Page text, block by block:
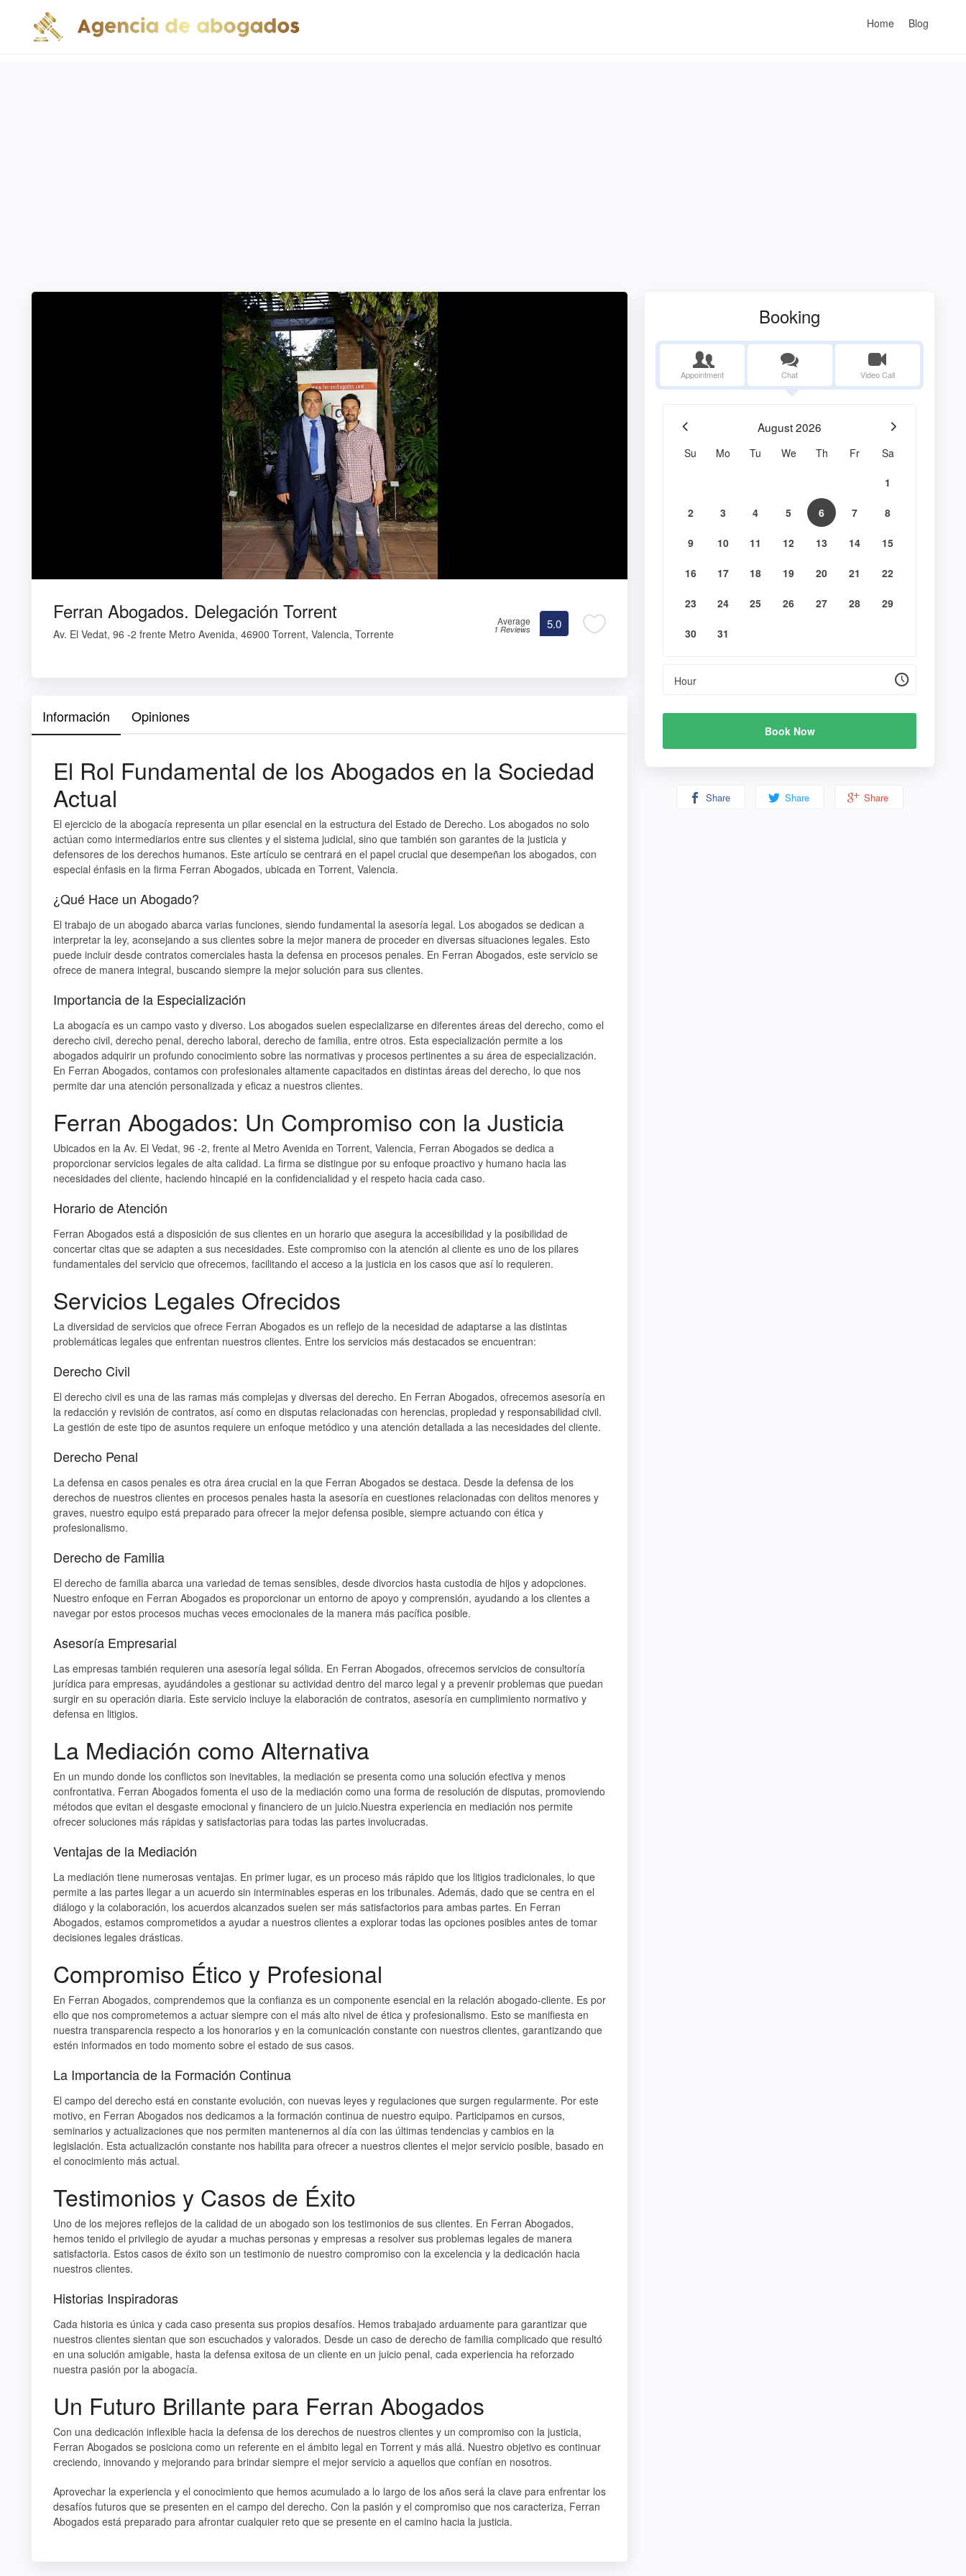
Home Blog
Ferran Abogados. Delegación Torrent
Av. El Vedat, 96 -2 frente Metro Avenida, 46900 Torrent, Valencia, Torrente
Average
1 Reviews 5.0
Información Opiniones
El Rol Fundamental de los Abogados en la Sociedad
Actual
El ejercicio de la abogacía representa un pilar esencial en la estructura del Estado de Derecho. Los abogados no solo
actúan como intermediarios entre sus clientes y el sistema judicial, sino que también son garantes de la justicia y
defensores de los derechos humanos. Este artículo se centrará en el papel crucial que desempeñan los abogados, con
especial énfasis en la firma Ferran Abogados, ubicada en Torrent, Valencia.
¿Qué Hace un Abogado?
El trabajo de un abogado abarca varias funciones, siendo fundamental la asesoría legal. Los abogados se dedican a
interpretar la ley, aconsejando a sus clientes sobre la mejor manera de proceder en diversas situaciones legales. Esto
puede incluir desde contratos comerciales hasta la defensa en procesos penales. En Ferran Abogados, este servicio se
ofrece de manera integral, buscando siempre la mejor solución para sus clientes.
Importancia de la Especialización
La abogacía es un campo vasto y diverso. Los abogados suelen especializarse en diferentes áreas del derecho, como el
derecho civil, derecho penal, derecho laboral, derecho de familia, entre otros. Esta especialización permite a los
abogados adquirir un profundo conocimiento sobre las normativas y procesos pertinentes a su área de especialización.
En Ferran Abogados, contamos con profesionales altamente capacitados en distintas áreas del derecho, lo que nos
permite dar una atención personalizada y eficaz a nuestros clientes.
Ferran Abogados: Un Compromiso con la Justicia
Ubicados en la Av. El Vedat, 96 -2, frente al Metro Avenida en Torrent, Valencia, Ferran Abogados se dedica a
proporcionar servicios legales de alta calidad. La firma se distingue por su enfoque proactivo y humano hacia las
necesidades del cliente, haciendo hincapié en la confidencialidad y el respeto hacia cada caso.
Horario de Atención
Ferran Abogados está a disposición de sus clientes en un horario que asegura la accesibilidad y la posibilidad de
concertar citas que se adapten a sus necesidades. Este compromiso con la atención al cliente es uno de los pilares
fundamentales del servicio que ofrecemos, facilitando el acceso a la justicia en los casos que así lo requieren.
Servicios Legales Ofrecidos
La diversidad de servicios que ofrece Ferran Abogados es un reflejo de la necesidad de adaptarse a las distintas
problemáticas legales que enfrentan nuestros clientes. Entre los servicios más destacados se encuentran:
Derecho Civil
El derecho civil es una de las ramas más complejas y diversas del derecho. En Ferran Abogados, ofrecemos asesoría en
la redacción y revisión de contratos, así como en disputas relacionadas con herencias, propiedad y responsabilidad civil.
La gestión de este tipo de asuntos requiere un enfoque metódico y una atención detallada a las necesidades del cliente.
Derecho Penal
La defensa en casos penales es otra área crucial en la que Ferran Abogados se destaca. Desde la defensa de los
derechos de nuestros clientes en procesos penales hasta la asesoría en cuestiones relacionadas con delitos menores y
graves, nuestro equipo está preparado para ofrecer la mejor defensa posible, siempre actuando con ética y
profesionalismo.
Derecho de Familia
El derecho de familia abarca una variedad de temas sensibles, desde divorcios hasta custodia de hijos y adopciones.
Nuestro enfoque en Ferran Abogados es proporcionar un entorno de apoyo y comprensión, ayudando a los clientes a
navegar por estos procesos muchas veces emocionales de la manera más pacífica posible.
Asesoría Empresarial
Las empresas también requieren una asesoría legal sólida. En Ferran Abogados, ofrecemos servicios de consultoría
jurídica para empresas, ayudándoles a gestionar su actividad dentro del marco legal y a prevenir problemas que puedan
surgir en su operación diaria. Este servicio incluye la elaboración de contratos, asesoría en cumplimiento normativo y
defensa en litigios.
La Mediación como Alternativa
En un mundo donde los conflictos son inevitables, la mediación se presenta como una solución efectiva y menos
confrontativa. Ferran Abogados fomenta el uso de la mediación como una forma de resolución de disputas, promoviendo
métodos que evitan el desgaste emocional y financiero de un juicio.Nuestra experiencia en mediación nos permite
ofrecer soluciones más rápidas y satisfactorias para todas las partes involucradas.
Ventajas de la Mediación
La mediación tiene numerosas ventajas. En primer lugar, es un proceso más rápido que los litigios tradicionales, lo que
permite a las partes llegar a un acuerdo sin interminables esperas en los tribunales. Además, dado que se centra en el
diálogo y la colaboración, los acuerdos alcanzados suelen ser más satisfactorios para ambas partes. En Ferran
Abogados, estamos comprometidos a ayudar a nuestros clientes a explorar todas las opciones posibles antes de tomar
decisiones legales drásticas.
Compromiso Ético y Profesional
En Ferran Abogados, comprendemos que la confianza es un componente esencial en la relación abogado-cliente. Es por
ello que nos comprometemos a actuar siempre con el más alto nivel de ética y profesionalismo. Esto se manifiesta en
nuestra transparencia respecto a los honorarios y en la comunicación constante con nuestros clientes, garantizando que
estén informados en todo momento sobre el estado de sus casos.
La Importancia de la Formación Continua
El campo del derecho está en constante evolución, con nuevas leyes y regulaciones que surgen regularmente. Por este
motivo, en Ferran Abogados nos dedicamos a la formación continua de nuestro equipo. Participamos en cursos,
seminarios y actualizaciones que nos permiten mantenernos al día con las últimas tendencias y cambios en la
legislación. Esta actualización constante nos habilita para ofrecer a nuestros clientes el mejor servicio posible, basado en
el conocimiento más actual.
Testimonios y Casos de Éxito
Uno de los mejores reflejos de la calidad de un abogado son los testimonios de sus clientes. En Ferran Abogados,
hemos tenido el privilegio de ayudar a muchas personas y empresas a resolver sus problemas legales de manera
satisfactoria. Estos casos de éxito son un testimonio de nuestro compromiso con la excelencia y la dedicación hacia
nuestros clientes.
Historias Inspiradoras
Cada historia es única y cada caso presenta sus propios desafíos. Hemos trabajado arduamente para garantizar que
nuestros clientes sientan que son escuchados y valorados. Desde un caso de derecho de familia complicado que resultó
en una solución amigable, hasta la defensa exitosa de un cliente en un juicio penal, cada experiencia ha reforzado
nuestra pasión por la abogacía.
Un Futuro Brillante para Ferran Abogados
Con una dedicación inflexible hacia la defensa de los derechos de nuestros clientes y un compromiso con la justicia,
Ferran Abogados se posiciona como un referente en el ámbito legal en Torrent y más allá. Nuestro objetivo es continuar
creciendo, innovando y mejorando para brindar siempre el mejor servicio a aquellos que confían en nosotros.
Aprovechar la experiencia y el conocimiento que hemos acumulado a lo largo de los años será la clave para enfrentar los
desafíos futuros que se presenten en el campo del derecho. Con la pasión y el compromiso que nos caracteriza, Ferran
Abogados está preparado para afrontar cualquier reto que se presente en el camino hacia la justicia.
Booking
Appointment Chat Video Call
August2026
Su Mo Tu We Th Fr Sa
1
2 3 4 5 6 7 8
9 10 11 12 13 14 15
16 17 18 19 20 21 22
23 24 25 26 27 28 29
30 31
Hour
Book Now
Share Share Share